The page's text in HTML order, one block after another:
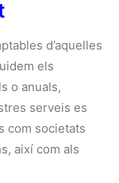
d’aquelles
els
o anuals,
serveis es
com societats
així com als